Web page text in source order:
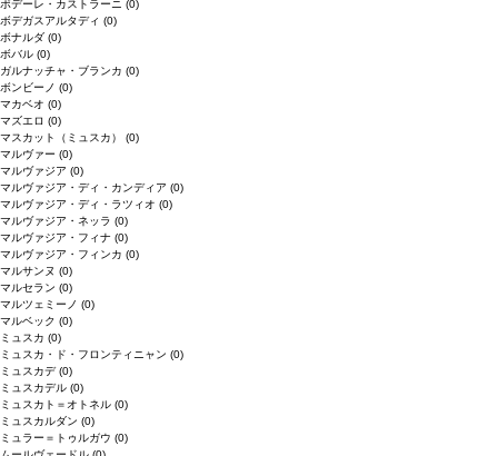
ポデーレ・カストラーニ (0)
ボデガスアルタディ (0)
ボナルダ (0)
ボバル (0)
ガルナッチャ・ブランカ (0)
ボンビーノ (0)
マカベオ (0)
マズエロ (0)
マスカット（ミュスカ） (0)
マルヴァー (0)
マルヴァジア (0)
マルヴァジア・ディ・カンディア (0)
マルヴァジア・ディ・ラツィオ (0)
マルヴァジア・ネッラ (0)
マルヴァジア・フィナ (0)
マルヴァジア・フィンカ (0)
マルサンヌ (0)
マルセラン (0)
マルツェミーノ (0)
マルベック (0)
ミュスカ (0)
ミュスカ・ド・フロンティニャン (0)
ミュスカデ(0)
ミュスカデル (0)
ミュスカト＝オトネル (0)
ミュスカルダン (0)
ミュラー＝トゥルガウ (0)